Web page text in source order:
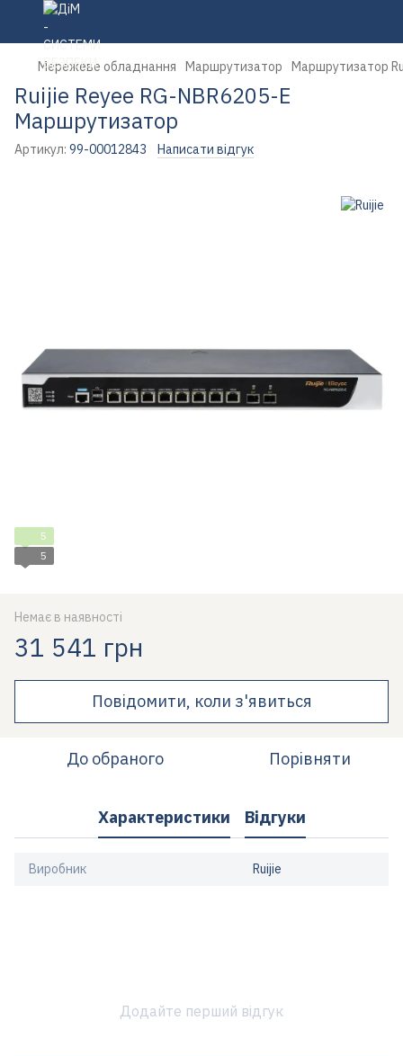
Мережеве обладнання Маршрутизатор Маршрутизатор
Ruijie Reyee RG-NBR6205-E
Маршрутизатор
Артикул: 99-00012843 Написати відгук
5
5
Немає в наявності
31 541 грн
Повідомити, коли з'явиться
До обраного Порівняти
Характеристики Відгуки
Виробник Ruijie
Додайте перший відгук